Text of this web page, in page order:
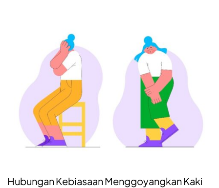
Hubungan Kebiasaan Menggoyangkan Kaki